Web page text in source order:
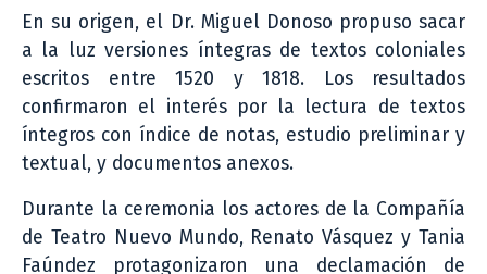
En su origen, el Dr. Miguel Donoso propuso sacar
a la luz versiones íntegras de textos coloniales
escritos entre 1520 y 1818. Los resultados
confirmaron el interés por la lectura de textos
íntegros con índice de notas, estudio preliminar y
textual, y documentos anexos.
Durante la ceremonia los actores de la Compañía
de Teatro Nuevo Mundo, Renato Vásquez y Tania
Faúndez protagonizaron una declamación de